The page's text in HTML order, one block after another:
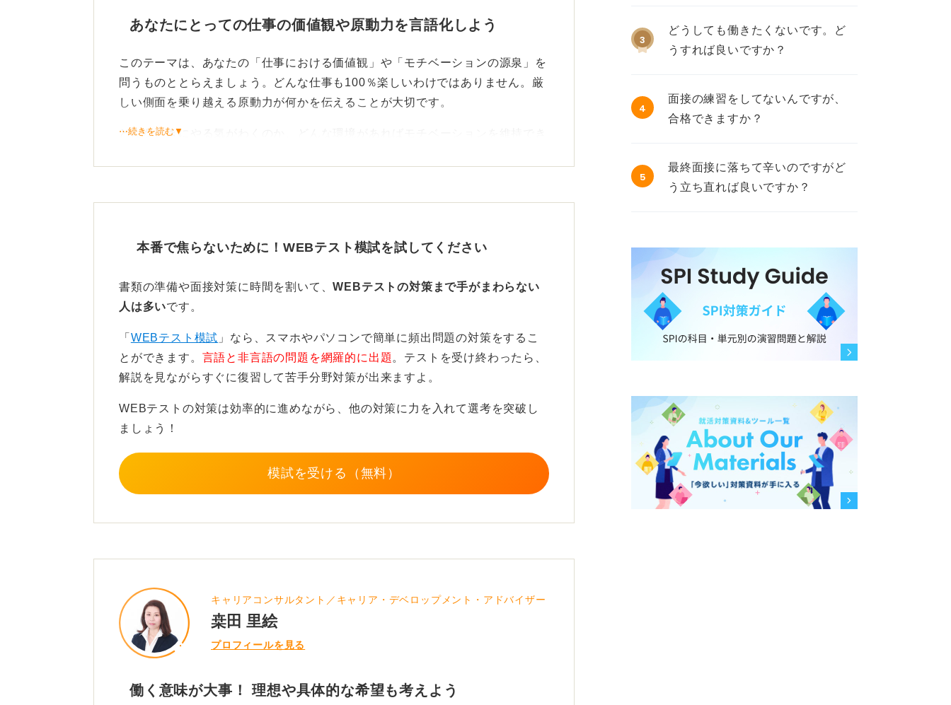
あなたにとっての仕事の価値観や原動力を言語化しよう
このテーマは、あなたの「仕事における価値観」や「モチベーションの源泉」を
問うものととらえましょう。どんな仕事も100％楽しいわけではありません。厳
しい側面を乗り越える原動力が何かを伝えることが大切です。
どんなときにやる気がわくのか、どんな環境があればモチベーションを維持でき
たとえば、「チームで協力して何かを成し遂げること」「新しい分野に挑戦でき
感じる状況を具体的に記述することがポイントです。
な姿勢は、ポテンシャルを十分に伝えきれず、もったいない表現となる可能性が
あります。
0
⋯続きを読む▼
本番で焦らないために！WEBテスト模試を試してください
書類の準備や面接対策に時間を割いて、WEBテストの対策まで手がまわらない
人は多いです。
「 WEBテスト模試 」なら、スマホやパソコンで簡単に頻出問題の対策をするこ
とができます。 言語と非言語の問題を網羅的に出題 。テストを受け終わったら、
解説を見ながらすぐに復習して苦手分野対策が出来ますよ。
WEBテストの対策は効率的に進めながら、他の対策に力を入れて選考を突破し
ましょう！
模試を受ける（無料）
キャリアコンサルタント／キャリア・デベロップメント・アドバイザー
桒田 里絵
プロフィールを見る
働く意味が大事！ 理想や具体的な希望も考えよう
3
どうしても働きたくないです。ど
うすれば良いですか？
4
面接の練習をしてないんですが、
合格できますか？
5
最終面接に落ちて辛いのですがど
う立ち直れば良いですか？